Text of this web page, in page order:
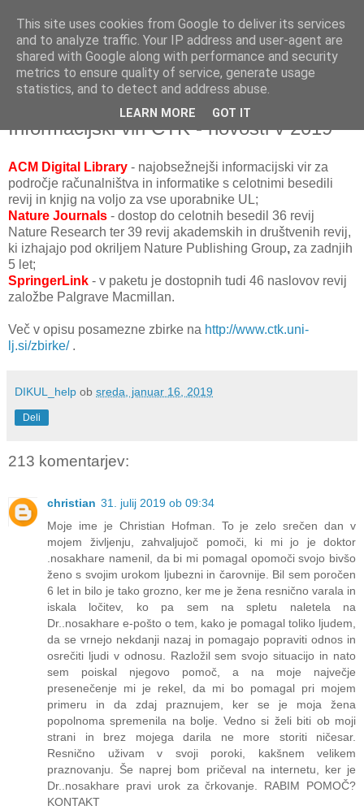
sreda, 16. januar 2019
Informacijski viri CTK - novosti v 2019
ACM Digital Library - najobsežnejši informacijski vir za
področje računalništva in informatike s celotnimi besedili
revij in knjig na voljo za vse uporabnike UL;
Nature Journals - dostop do celotnih besedil 36 revij
Nature Research ter 39 revij akademskih in društvenih revij,
ki izhajajo pod okriljem Nature Publishing Group, za zadnjih
5 let;
SpringerLink - v paketu je dostopnih tudi 46 naslovov revij
založbe Palgrave Macmillan.
Več v opisu posamezne zbirke na http://www.ctk.uni-
lj.si/zbirke/ .
DIKUL_help ob sreda, januar 16, 2019
Deli
213 komentarjev:
christian 31. julij 2019 ob 09:34
Moje ime je Christian Hofman. To je zelo srečen dan v
mojem življenju, zahvaljujoč pomoči, ki mi jo je doktor
.nosakhare namenil, da bi mi pomagal opomoči svojo bivšo
ženo s svojim urokom ljubezni in čarovnije. Bil sem poročen
6 let in bilo je tako grozno, ker me je žena resnično varala in
iskala ločitev, ko pa sem na spletu naletela na
Dr..nosakhare e-pošto o tem, kako je pomagal toliko ljudem,
da se vrnejo nekdanji nazaj in pomagajo popraviti odnos in
osrečiti ljudi v odnosu. Razložil sem svojo situacijo in nato
sem poiskal njegovo pomoč, a na moje največje
presenečenje mi je rekel, da mi bo pomagal pri mojem
primeru in da zdaj praznujem, ker se je moja žena
popolnoma spremenila na bolje. Vedno si želi biti ob moji
strani in brez mojega darila ne more storiti ničesar.
Resnično uživam v svoji poroki, kakšnem velikem
praznovanju. Še naprej bom pričeval na internetu, ker je
Dr..nosakhare pravi urok za črkovanje. RABIM POMOČ?
KONTAKT
This site uses cookies from Google to deliver its services
and to analyze traffic. Your IP address and user-agent are
shared with Google along with performance and security
metrics to ensure quality of service, generate usage
statistics, and to detect and address abuse.
LEARN MORE GOT IT